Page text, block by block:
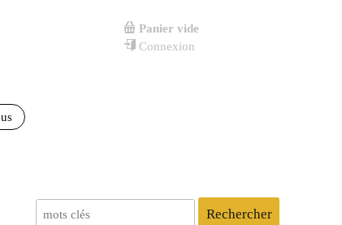
Panier vide
Connexion
Rechercher